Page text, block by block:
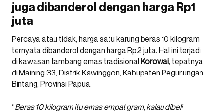
juga dibanderol dengan harga Rp1
juta
Percaya atau tidak, harga satu karung beras 10 kilogram
ternyata dibanderol dengan harga Rp2 juta. Hal ini terjadi
di kawasan tambang emas tradisional Korowai, tepatnya
di Maining 33, Distrik Kawinggon, Kabupaten Pegunungan
Bintang, Provinsi Papua.
“Beras 10 kilogram itu emas empat gram, kalau dibeli